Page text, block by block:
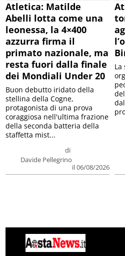
Atletica: Matilde
Abelli lotta come una
leonessa, la 4×400
azzurra firma il
primato nazionale, ma
resta fuori dalla finale
dei Mondiali Under 20
di
Davide Pellegrino
il 06/08/2026
Buon debutto iridato della
stellina della Cogne,
protagonista di una prova
coraggiosa nell'ultima frazione
della seconda batteria della
staffetta mist...
La